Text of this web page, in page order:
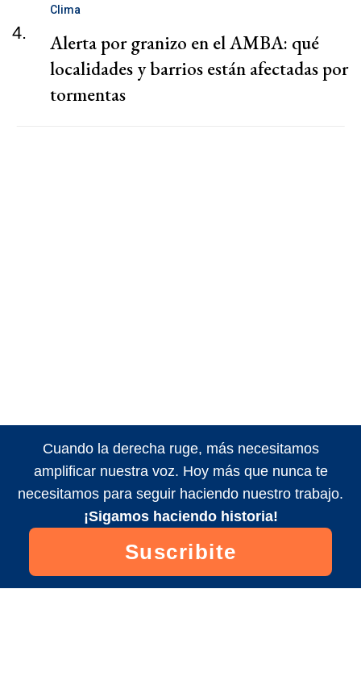
4.
Clima
Alerta por granizo en el AMBA: qué
localidades y barrios están afectadas por
tormentas
Cuando la derecha ruge, más necesitamos
amplificar nuestra voz. Hoy más que nunca te
necesitamos para seguir haciendo nuestro trabajo.
¡Sigamos haciendo historia!
Suscribite